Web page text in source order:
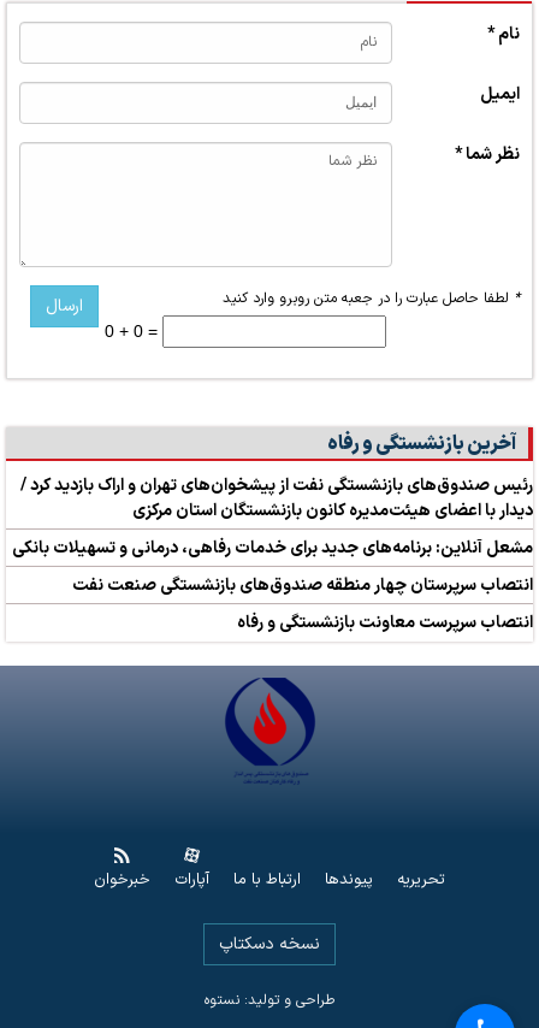
نام *
ایمیل
نظر شما *
* لطفا حاصل عبارت را در جعبه متن روبرو وارد کنید
0 + 0 =
آخرین بازنشستگی و رفاه
رئیس صندوق‌های بازنشستگی نفت از پیشخوان‌های تهران و اراک بازدید کرد /
دیدار با اعضای هیئت‌مدیره کانون بازنشستگان استان مرکزی
مشعل آنلاین: برنامه‌های جدید برای خدمات رفاهی، درمانی و تسهیلات بانکی
انتصاب سرپرستان چهار منطقه صندوق‌های بازنشستگی صنعت نفت
انتصاب سرپرست معاونت بازنشستگی و رفاه
تحریریه پیوندها ارتباط با ما آپارات خبرخوان
نسخه دسکتاپ
طراحی و تولید: نستوه